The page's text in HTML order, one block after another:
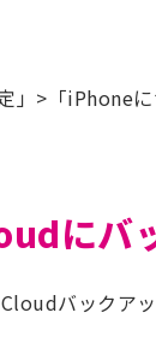
>「iPhoneに
にバ
バックアッ